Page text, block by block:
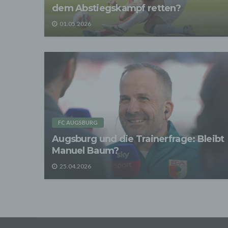
dem Abstiegskampf retten?
01.05.2026
FC AUGSBURG
Augsburg und die Trainerfrage: Bleibt
Manuel Baum?
25.04.2026
"Dritt-
3.
Die
-
-
Wir
Bei